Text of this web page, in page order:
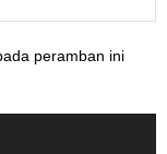
peramban ini